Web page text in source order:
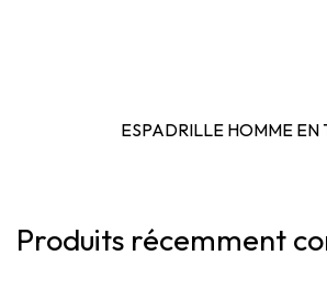
ESPADRILLE HOMME EN
Produits récemment